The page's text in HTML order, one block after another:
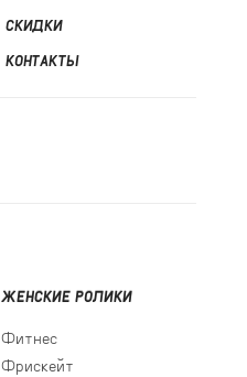
СКИДКИ
КОНТАКТЫ
ЖЕНСКИЕ РОЛИКИ
Фитнес
Фрискейт